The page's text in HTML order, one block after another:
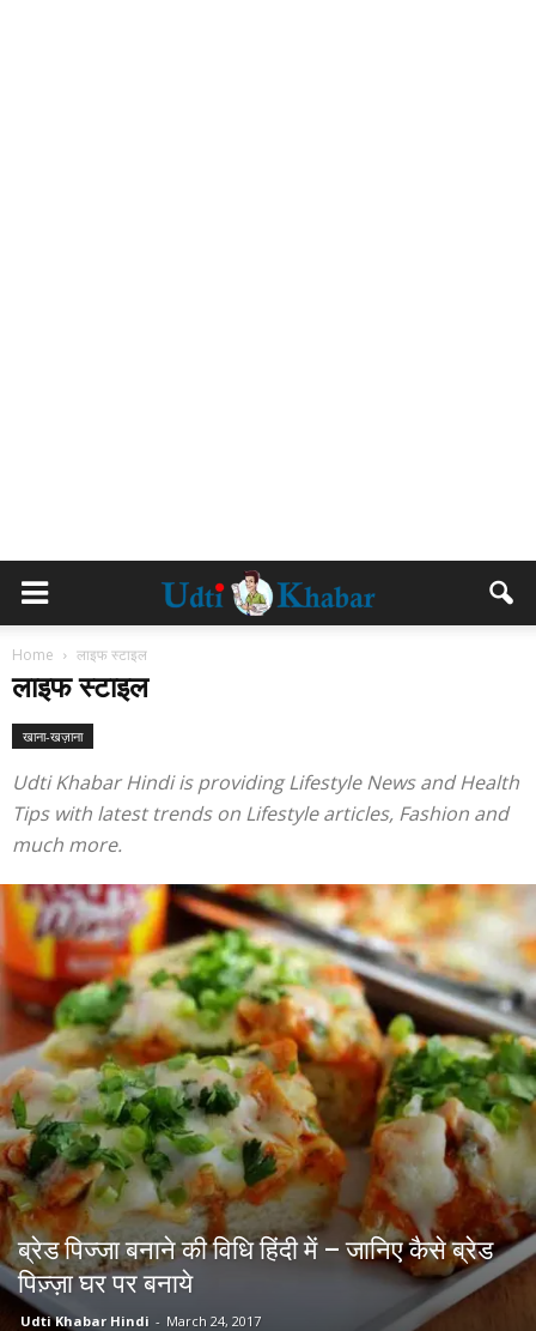
Home लाइफ स्टाइल
लाइफ स्टाइल
खाना-खज़ाना
Udti Khabar Hindi is providing Lifestyle News and Health
Tips with latest trends on Lifestyle articles, Fashion and
much more.
ब्रेड पिज्जा बनाने की विधि हिंदी में – जानिए कैसे ब्रेड
पिज़्ज़ा घर पर बनाये
Udti Khabar Hindi - March 24, 2017